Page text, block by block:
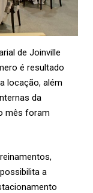
de Joinville
é resultado
locação, além
da
mês foram
a